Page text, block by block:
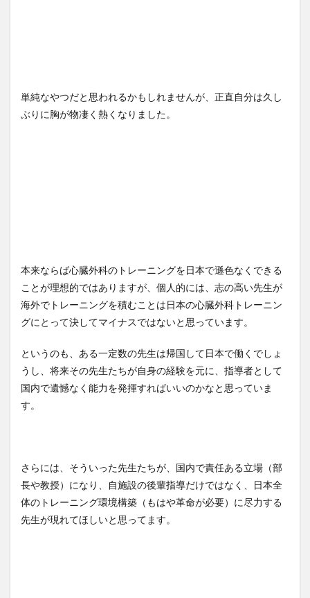
単純なやつだと思われるかもしれませんが、正直自分は久し
ぶりに胸が物凄く熱くなりました。
本来ならば心臓外科のトレーニングを日本で遜色なくできる
ことが理想的ではありますが、個人的には、志の高い先生が
海外でトレーニングを積むことは日本の心臓外科トレーニン
グにとって決してマイナスではないと思っています。
というのも、ある一定数の先生は帰国して日本で働くでしょ
うし、将来その先生たちが自身の経験を元に、指導者として
国内で遺憾なく能力を発揮すればいいのかなと思っていま
す。
さらには、そういった先生たちが、国内で責任ある立場（部
長や教授）になり、自施設の後輩指導だけではなく、日本全
体のトレーニング環境構築（もはや革命が必要）に尽力する
先生が現れてほしいと思ってます。